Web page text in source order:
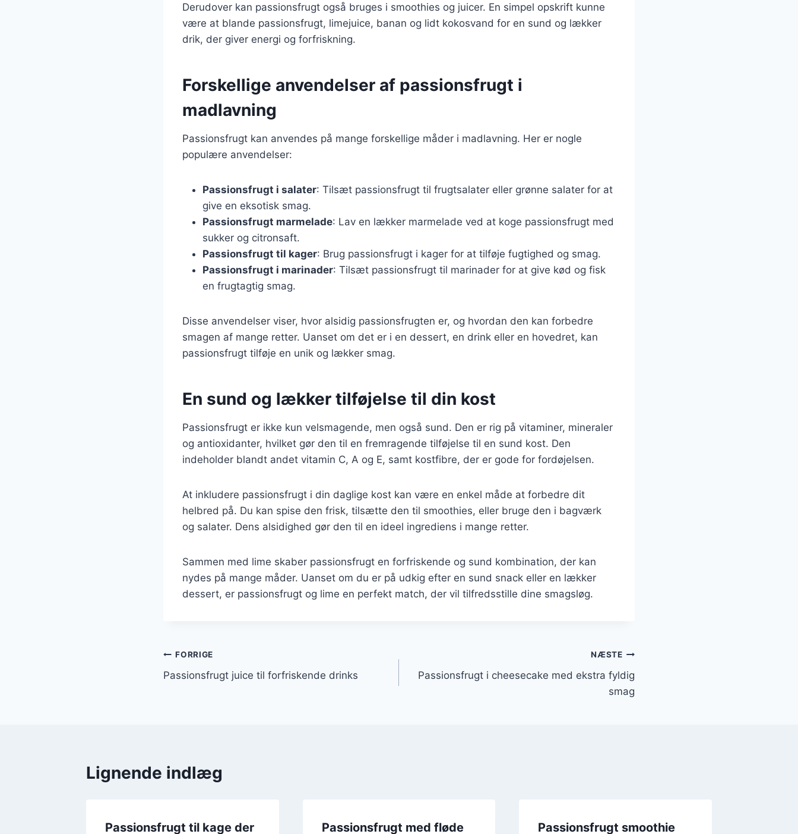
Derudover kan passionsfrugt også bruges i smoothies og juicer. En simpel opskrift kunne
være at blande passionsfrugt, limejuice, banan og lidt kokosvand for en sund og lækker
drik, der giver energi og forfriskning.
Forskellige anvendelser af passionsfrugt i
madlavning
Passionsfrugt kan anvendes på mange forskellige måder i madlavning. Her er nogle
populære anvendelser:
Passionsfrugt i salater: Tilsæt passionsfrugt til frugtsalater eller grønne salater for at
give en eksotisk smag.
Passionsfrugt marmelade: Lav en lækker marmelade ved at koge passionsfrugt med
sukker og citronsaft.
Passionsfrugt til kager: Brug passionsfrugt i kager for at tilføje fugtighed og smag.
Passionsfrugt i marinader: Tilsæt passionsfrugt til marinader for at give kød og fisk
en frugtagtig smag.
Disse anvendelser viser, hvor alsidig passionsfrugten er, og hvordan den kan forbedre
smagen af mange retter. Uanset om det er i en dessert, en drink eller en hovedret, kan
passionsfrugt tilføje en unik og lækker smag.
En sund og lækker tilføjelse til din kost
Passionsfrugt er ikke kun velsmagende, men også sund. Den er rig på vitaminer, mineraler
og antioxidanter, hvilket gør den til en fremragende tilføjelse til en sund kost. Den
indeholder blandt andet vitamin C, A og E, samt kostfibre, der er gode for fordøjelsen.
At inkludere passionsfrugt i din daglige kost kan være en enkel måde at forbedre dit
helbred på. Du kan spise den frisk, tilsætte den til smoothies, eller bruge den i bagværk
og salater. Dens alsidighed gør den til en ideel ingrediens i mange retter.
Sammen med lime skaber passionsfrugt en forfriskende og sund kombination, der kan
nydes på mange måder. Uanset om du er på udkig efter en sund snack eller en lækker
dessert, er passionsfrugt og lime en perfekt match, der vil tilfredsstille dine smagsløg.
Indlægsnavigation
FORRIGE
Passionsfrugt juice til forfriskende drinks
NÆSTE
Passionsfrugt i cheesecake med ekstra fyldig
smag
Lignende indlæg
Passionsfrugt til kage der Passionsfrugt med fløde Passionsfrugt smoothie